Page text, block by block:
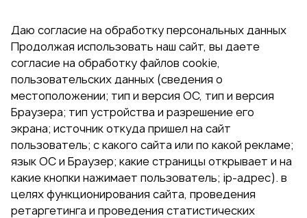
Даю согласие на обработку персональных данных
Продолжая использовать наш сайт, вы даете
согласие на обработку файлов cookie,
пользовательских данных (сведения о
местоположении; тип и версия ОС, тип и версия
Браузера; тип устройства и разрешение его
экрана; источник откуда пришел на сайт
пользователь; с какого сайта или по какой рекламе;
язык ОС и Браузер; какие страницы открывает и на
какие кнопки нажимает пользователь; ip-адрес). в
целях функционирования сайта, проведения
ретаргетинга и проведения статистических